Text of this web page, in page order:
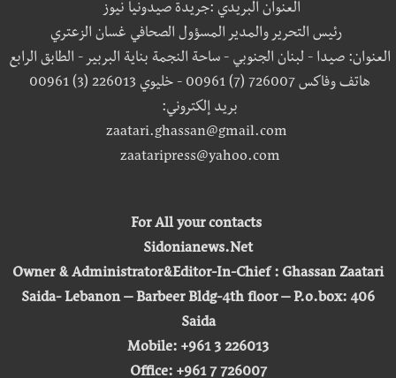
العنوان البريدي :جريدة صيدونيا نيوز
رئيس التحرير والمدير المسؤول الصحافي غسان الزعتري
العنوان: صيدا - لبنان الجنوبي - ساحة النجمة بناية البربير - الطابق الرابع
هاتف وفاكس 726007 (7) 00961 - خليوي 226013 (3) 00961
بريد إلكتروني:
zaatari.ghassan@gmail.com
zaataripress@yahoo.com
For All your contacts
Sidonianews.Net
Owner & Administrator&Editor-In-Chief : Ghassan Zaatari
Saida- Lebanon – Barbeer Bldg-4th floor – P.o.box: 406
Saida
Mobile: +961 3 226013
Office: +961 7 726007